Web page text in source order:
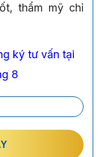
thẩm mỹ chỉ
ký tư vấn tại
8